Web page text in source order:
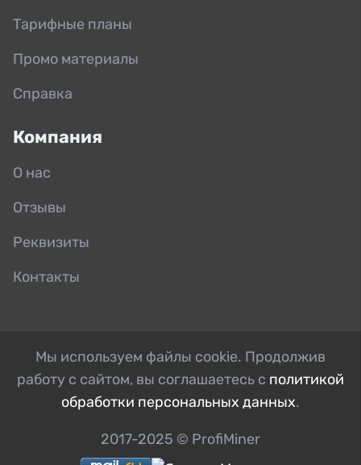
Тарифные планы
Промо материалы
Справка
Компания
О нас
Отзывы
Реквизиты
Контакты
Мы используем файлы cookie. Продолжив
работу с сайтом, вы соглашаетесь с политикой
обработки персональных данных.
2017-2025 © ProfiMiner